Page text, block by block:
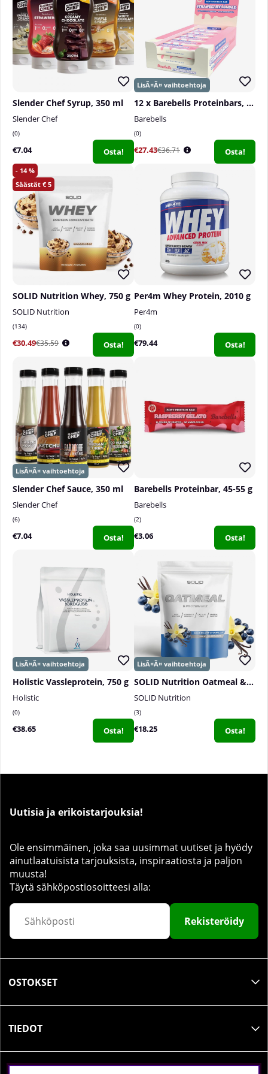
Slender Chef Syrup, 350 ml
Slender Chef
0
€7.04 Osta!
12 x Barebells Proteinbars, 55 g
Barebells
0
€27.43€36.71 Osta!
14
5
SOLID Nutrition Whey, 750 g
SOLID Nutrition
134
€30.49€35.59 Osta!
Per4m Whey Protein, 2010 g
Per4m
0
€79.44 Osta!
Slender Chef Sauce, 350 ml
Slender Chef
6
€7.04 Osta!
Barebells Proteinbar, 45-55 g
Barebells
2
€3.06 Osta!
Holistic Vassleprotein, 750 g
Holistic
0
€38.65 Osta!
SOLID Nutrition Oatmeal & Protein Mix, 750 g
SOLID Nutrition
3
€18.25 Osta!
Uutisia ja erikoistarjouksia!
Ole ensimmäinen, joka saa uusimmat uutiset ja hyödy
ainutlaatuisista tarjouksista, inspiraatiosta ja paljon
muusta!
Täytä sähköpostiosoitteesi alla:
Rekisteröidy
OSTOKSET
TIEDOT